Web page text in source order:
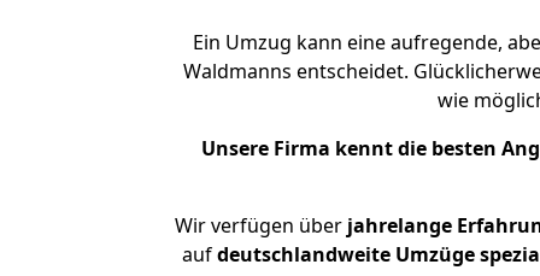
Ein Umzug kann eine aufregende,
Waldmanns entscheidet.
wie
Unsere Firma kennt die besten
Wir verfügen überjahrelange
aufdeutschlandweite Umzüge